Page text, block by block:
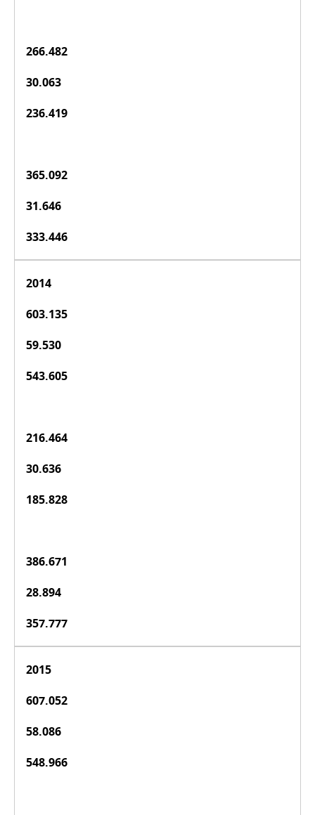
266.482
30.063
236.419
365.092
31.646
333.446
2014
603.135
59.530
543.605
216.464
30.636
185.828
386.671
28.894
357.777
2015
607.052
58.086
548.966